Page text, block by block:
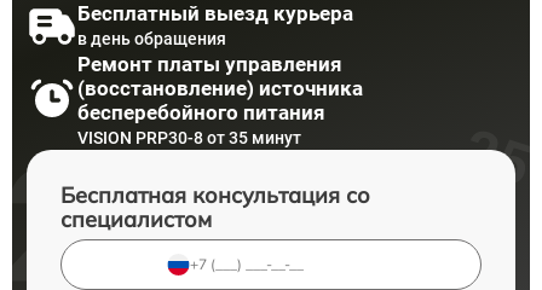
Бесплатный выезд курьера
в день обращения
Ремонт платы управления
(восстановление) источника
бесперебойного питания
VISION PRP30-8 от 35 минут
Бесплатная консультация со
специалистом